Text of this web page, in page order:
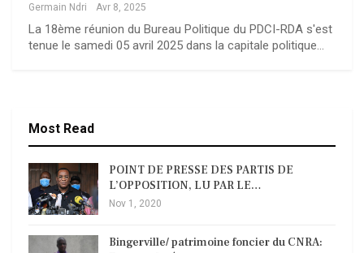
Germain Ndri Avr 8, 2025
La 18ème réunion du Bureau Politique du PDCI-RDA s'est
tenue le samedi 05 avril 2025 dans la capitale politique…
Most Read
POINT DE PRESSE DES PARTIS DE
L’OPPOSITION, LU PAR LE…
Nov 1, 2020
Bingerville/ patrimoine foncier du CNRA: